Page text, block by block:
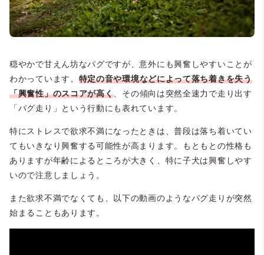
穏やかで甘えん坊なパグですが、意外にも興奮しやすいことが
わかっています。 特定の音や環境などによって落ち着きを失う
「興奮性」のスコアが高く 、その傾向は突然全速力で走り出す
「パグ走り」という行動にも表れています。
特にストレスで欲求不満になったときは、普段は落ち着いてい
てもいきなり興奮する可能性が高まります。もともとの性格も
ありますが年齢によるところが大きく、特に子犬は興奮しやす
いので注意しましょう。
また欲求不満でなくても、以下の動画のようなパグ走りが突然
始まることもあります。